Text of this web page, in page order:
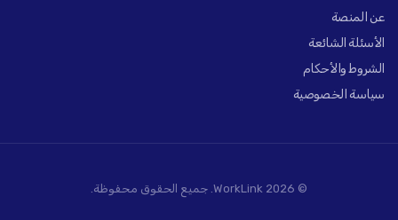
عن المنصة
الأسئلة الشائعة
الشروط والأحكام
سياسة الخصوصية
© 2026 WorkLink. جميع الحقوق محفوظة.